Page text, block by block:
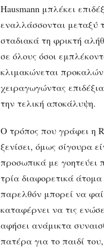
Hausmann μπλέκει
εναλλάσσονται μεταξύ
σταδιακά τη φρικτή
σε όλους όσοι
κλιμακώνεται
χειραγωγώντας
την τελική αποκάλυψη.
Ο τρόπος που γράφει η
ξενίσει, όμως σίγουρα
προσωπικά με γοητεύει
τρία διαφορετικά
παρελθόν μπορεί να
καταφέρνει να τις
αφήσει ανάμικτα
πατέρα για το παιδί